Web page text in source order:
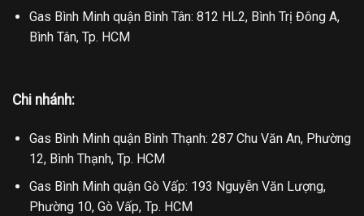
Gas Bình Minh quận Bình Tân: 812 HL2, Bình Trị Đông A,
Bình Tân, Tp. HCM
Chi nhánh:
Gas Bình Minh quận Bình Thạnh: 287 Chu Văn An, Phường
12, Bình Thạnh, Tp. HCM
Gas Bình Minh quận Gò Vấp: 193 Nguyễn Văn Lượng,
Phường 10, Gò Vấp, Tp. HCM